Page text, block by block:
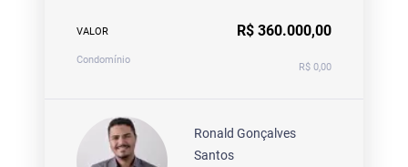
VALOR R$ 360.000,00
Condomínio
R$ 0,00
Ronald Gonçalves
Santos